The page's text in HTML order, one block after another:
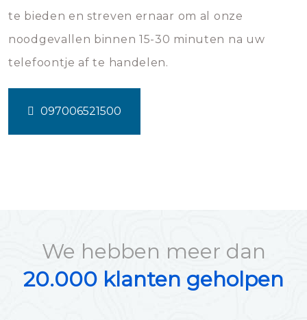
te bieden en streven ernaar om al onze
noodgevallen binnen 15-30 minuten na uw
telefoontje af te handelen.
097006521500
We hebben meer dan
20.000 klanten geholpen